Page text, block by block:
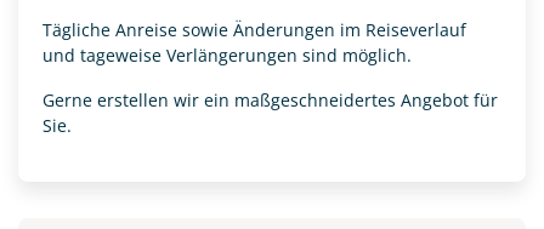
Tägliche Anreise sowie Änderungen im Reiseverlauf
und tageweise Verlängerungen sind möglich.
Gerne erstellen wir ein maßgeschneidertes Angebot für
Sie.